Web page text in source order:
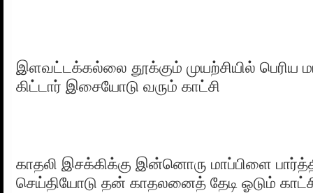
இளவட்டக்கல்லை தூக்கும் முயற்சியில் பெரிய
கிட்டார் இசையோடு வரும் காட்சி
காதலி இசக்கிக்கு இன்னொரு மாப்பிளை
செய்தியோடு தன் காதலனைத் தேடி ஓடும்